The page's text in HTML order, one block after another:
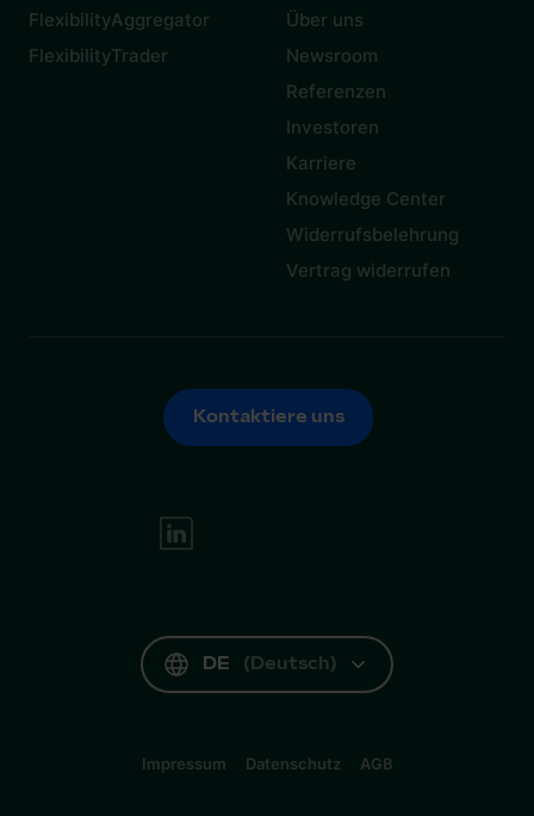
FlexibilityAggregator
FlexibilityTrader
Über uns
Newsroom
Referenzen
Investoren
Karriere
Knowledge Center
Widerrufsbelehrung
Vertrag widerrufen
Kontaktiere uns
Kontaktiere uns
DE (Deutsch)
Impressum Datenschutz AGB